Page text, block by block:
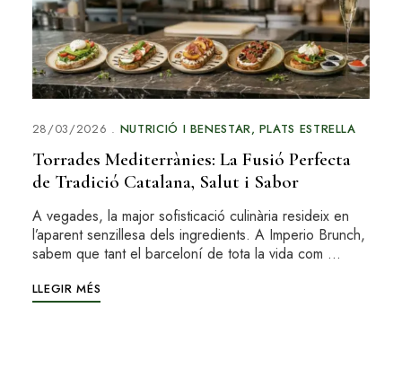
28/03/2026 NUTRICIÓ I BENESTAR PLATS ESTRELLA
Torrades Mediterrànies: La Fusió Perfecta
de Tradició Catalana, Salut i Sabor
A vegades, la major sofisticació culinària resideix en
l’aparent senzillesa dels ingredients. A Imperio Brunch,
sabem que tant el barceloní de tota la vida com …
LLEGIR MÉS